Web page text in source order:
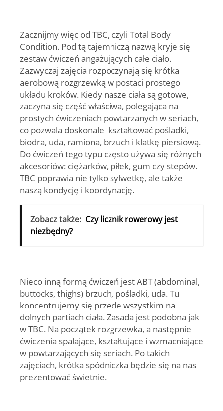
Zacznijmy więc od TBC, czyli Total Body
Condition. Pod tą tajemniczą nazwą kryje się
zestaw ćwiczeń angażujących całe ciało.
Zazwyczaj zajęcia rozpoczynają się krótka
aerobową rozgrzewką w postaci prostego
układu kroków. Kiedy nasze ciała są gotowe,
zaczyna się część właściwa, polegająca na
prostych ćwiczeniach powtarzanych w seriach,
co pozwala doskonale kształtować pośladki,
biodra, uda, ramiona, brzuch i klatkę piersiową.
Do ćwiczeń tego typu często używa się różnych
akcesoriów: ciężarków, piłek, gum czy stepów.
TBC poprawia nie tylko sylwetkę, ale także
naszą kondycję i koordynację.
Zobacz także: Czy licznik rowerowy jest
niezbędny?
Nieco inną formą ćwiczeń jestABT(abdominal,
buttocks, thighs) brzuch, pośladki, uda. Tu
koncentrujemy się przede wszystkim na
dolnych partiach ciała. Zasada jest podobna jak
w TBC. Na początek rozgrzewka, a następnie
ćwiczenia spalające, kształtujące i wzmacniające
w powtarzających się seriach. Po takich
zajęciach, krótka spódniczka będzie się na nas
prezentować świetnie.